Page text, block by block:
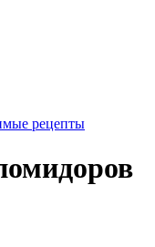
рецепты